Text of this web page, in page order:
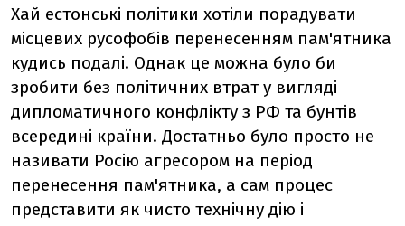
Хай естонські політики хотіли порадувати
місцевих русофобів перенесенням пам'ятника
кудись подалі. Однак це можна було би
зробити без політичних втрат у вигляді
дипломатичного конфлікту з РФ та бунтів
всередині країни. Достатньо було просто не
називати Росію агресором на період
перенесення пам'ятника, а сам процес
представити як чисто технічну дію і